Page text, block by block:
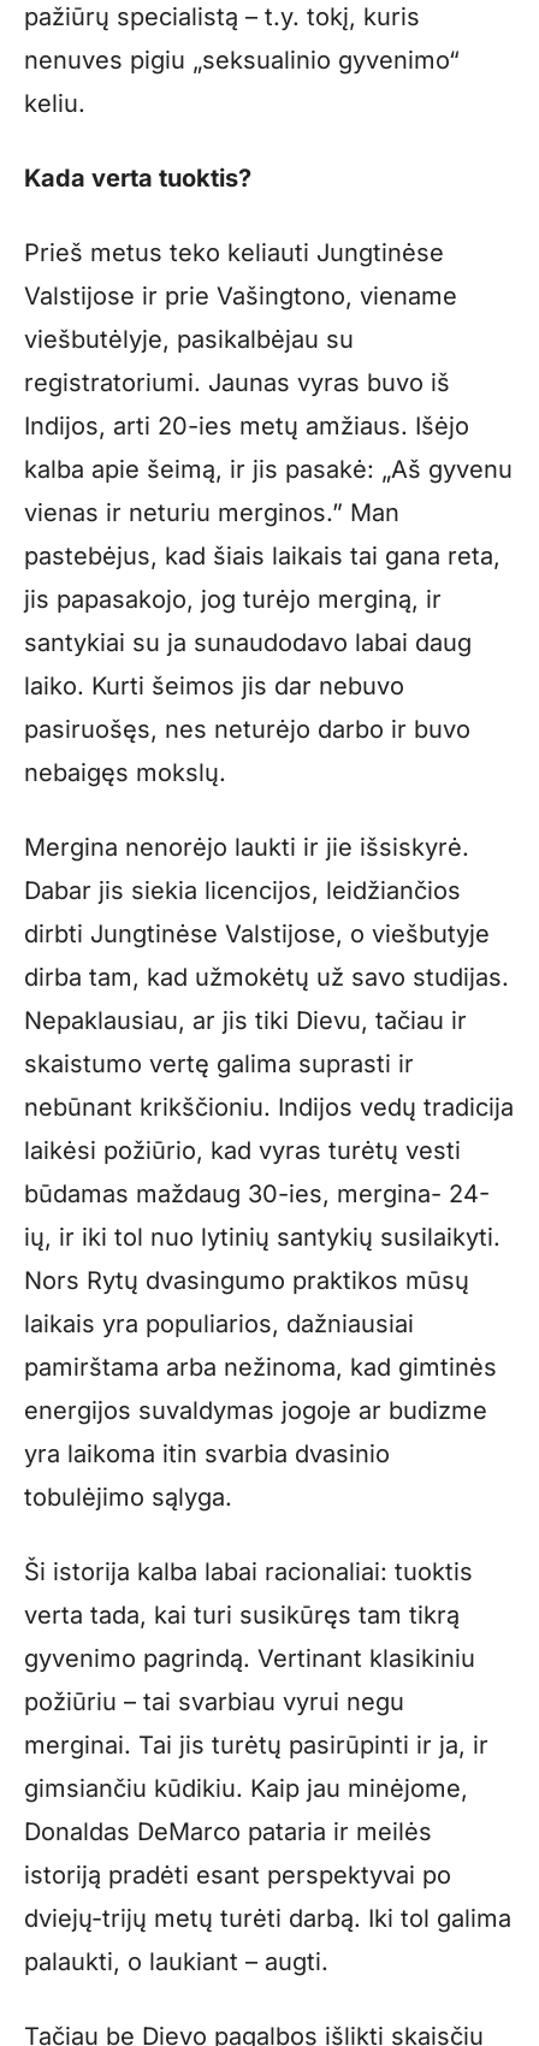
pažiūrų specialistą – t.y. tokį, kuris
nenuves pigiu „seksualinio gyvenimo“
keliu.
Kada verta tuoktis?
Prieš metus teko keliauti Jungtinėse
Valstijose ir prie Vašingtono, viename
viešbutėlyje, pasikalbėjau su
registratoriumi. Jaunas vyras buvo iš
Indijos, arti 20-ies metų amžiaus. Išėjo
kalba apie šeimą, ir jis pasakė: „Aš gyvenu
vienas ir neturiu merginos.” Man
pastebėjus, kad šiais laikais tai gana reta,
jis papasakojo, jog turėjo merginą, ir
santykiai su ja sunaudodavo labai daug
laiko. Kurti šeimos jis dar nebuvo
pasiruošęs, nes neturėjo darbo ir buvo
nebaigęs mokslų.
Mergina nenorėjo laukti ir jie išsiskyrė.
Dabar jis siekia licencijos, leidžiančios
dirbti Jungtinėse Valstijose, o viešbutyje
dirba tam, kad užmokėtų už savo studijas.
Nepaklausiau, ar jis tiki Dievu, tačiau ir
skaistumo vertę galima suprasti ir
nebūnant krikščioniu. Indijos vedų tradicija
laikėsi požiūrio, kad vyras turėtų vesti
būdamas maždaug 30-ies, mergina- 24-
ių, ir iki tol nuo lytinių santykių susilaikyti.
Nors Rytų dvasingumo praktikos mūsų
laikais yra populiarios, dažniausiai
pamirštama arba nežinoma, kad gimtinės
energijos suvaldymas jogoje ar budizme
yra laikoma itin svarbia dvasinio
tobulėjimo sąlyga.
Ši istorija kalba labai racionaliai: tuoktis
verta tada, kai turi susikūręs tam tikrą
gyvenimo pagrindą. Vertinant klasikiniu
požiūriu – tai svarbiau vyrui negu
merginai. Tai jis turėtų pasirūpinti ir ja, ir
gimsiančiu kūdikiu. Kaip jau minėjome,
Donaldas DeMarco pataria ir meilės
istoriją pradėti esant perspektyvai po
dviejų-trijų metų turėti darbą. Iki tol galima
palaukti, o laukiant – augti.
Tačiau be Dievo pagalbos išlikti skaisčiu